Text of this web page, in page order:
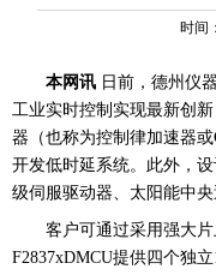
时间
本网讯 日前，德州仪
工业实时控制实现最新创
器（也称为控制律加速器或
开发低时延系统。此外，
级伺服驱动器、太阳能中
客户可通过采用强大
F2837xDMCU提供四个独立